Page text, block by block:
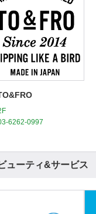
6262-0997
ューティ&サービス